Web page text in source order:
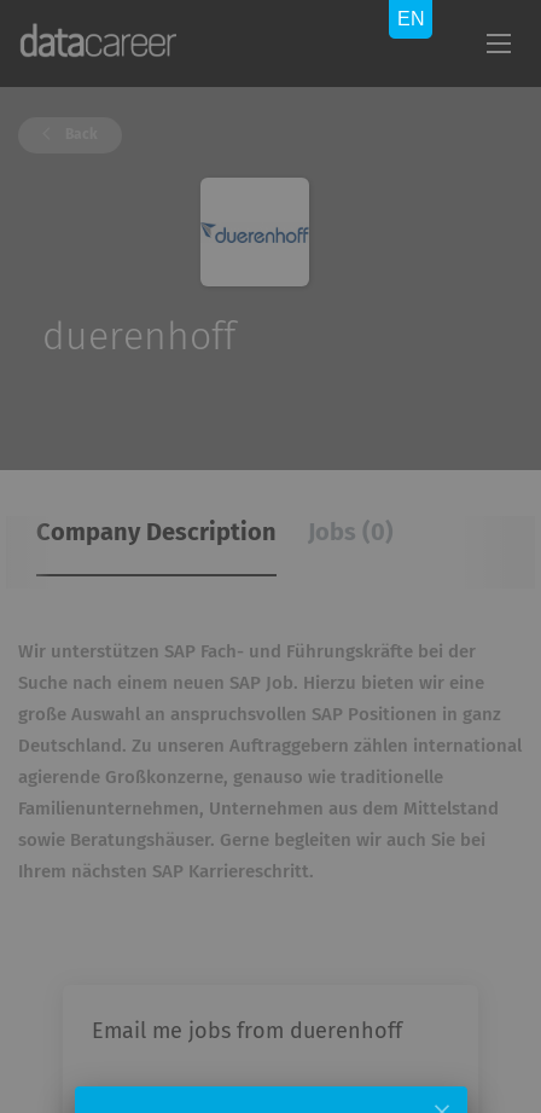
duerenhoff
Company Description Jobs (0)
Wir unterstützen SAP Fach- und Führungskräfte bei der
Suche nach einem neuen SAP Job. Hierzu bieten wir eine
große Auswahl an anspruchsvollen SAP Positionen in ganz
Deutschland. Zu unseren Auftraggebern zählen international
agierende Großkonzerne, genauso wie traditionelle
Familienunternehmen, Unternehmen aus dem Mittelstand
sowie Beratungshäuser. Gerne begleiten wir auch Sie bei
Ihrem nächsten SAP Karriereschritt.
Email me jobs from duerenhoff